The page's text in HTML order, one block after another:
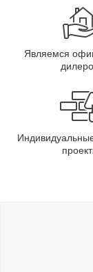
Являемся